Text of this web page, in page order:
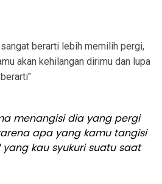
berarti lebih memilih pergi,
akan kehilangan dirimu dan lupa
menangisi dia yang pergi
apa yang kamu tangisi
kau syukuri suatu saat